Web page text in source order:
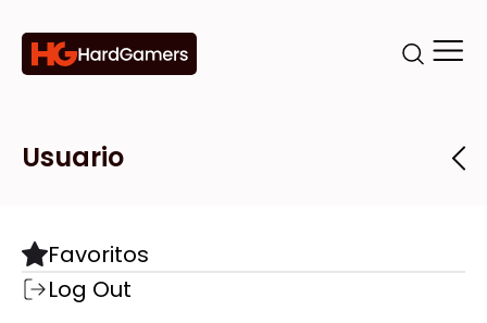
Categorías
Componentes
Motherboards
Microprocesadores
Marcas
Todas las Marcas
AMD
Tiendas
Destacadas
Usuario
Favoritos
Log Out